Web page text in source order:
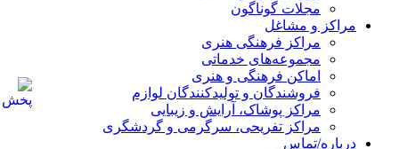
مجلات گوناگون
مراکز و مشاغل
مراکز فرهنگی هنری
مجموعه‌های خدماتی
اماکن فرهنگی و هنری
فروشندگان و تولیدکنندگان لوازم
مراکز پوشاک، آرایش و زیبایی
مراکز تفریحی، سرگرمی و گردشگری
درباره/تماس